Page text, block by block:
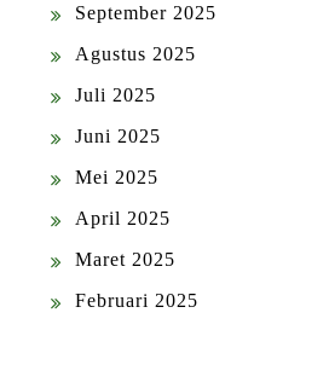
September 2025
Agustus 2025
Juli 2025
Juni 2025
Mei 2025
April 2025
Maret 2025
Februari 2025